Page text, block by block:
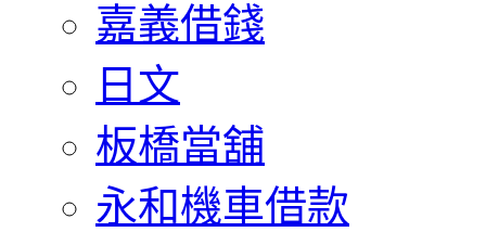
嘉義借錢
日文
板橋當舖
永和機車借款